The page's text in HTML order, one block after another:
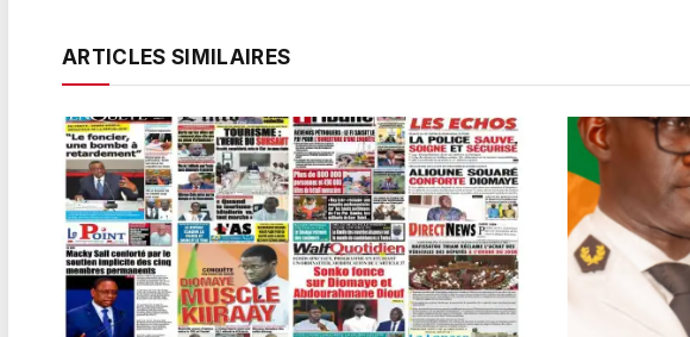
ARTICLES SIMILAIRES